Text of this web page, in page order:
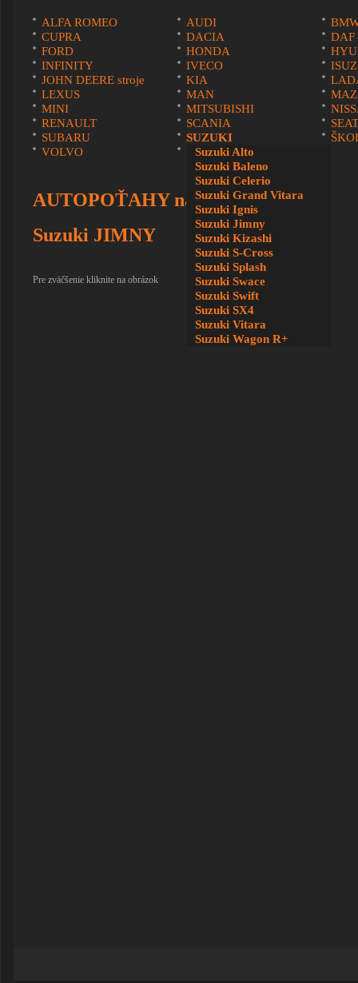
ALFA ROMEO AUDI
CUPRA
DACIA
DAF
FORD
HONDA
INFINITY
IVECO
JOHN DEERE stroje
KIA
LEXUS
MAN
MINI
MITSUBISHI
RENAULT
SCANIA
SEAT
SUBARU
SUZUKI
Suzuki Alto
Suzuki Baleno
Suzuki Celerio
Suzuki Grand Vitara
Suzuki Ignis
Suzuki Jimny
Suzuki Kizashi
Suzuki S-Cross
Suzuki Splash
Suzuki Swace
Suzuki Swift
Suzuki SX4
Suzuki Vitara
Suzuki Wagon R+
VOLVO
VOLKSWAGEN
AUTOPOŤAHY na mieru na
Suzuki JIMNY
Pre zväčšenie kliknite na obrázok